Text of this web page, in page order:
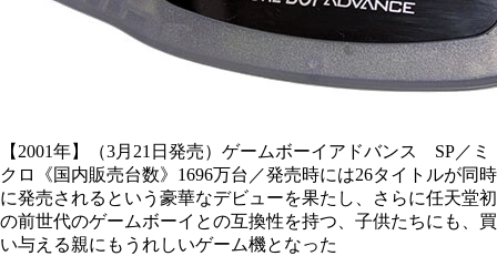
【2001年】（3月21日発売）ゲームボーイアドバンス SP／ミ
クロ《国内販売台数》1696万台／発売時には26タイトルが同時
に発売されるという豪華なデビューを果たし、さらに任天堂初
の前世代のゲームボーイとの互換性を持つ、子供たちにも、買
い与える親にもうれしいゲーム機となった